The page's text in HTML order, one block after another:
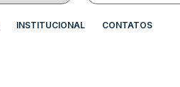
INSTITUCIONAL CONTATOS